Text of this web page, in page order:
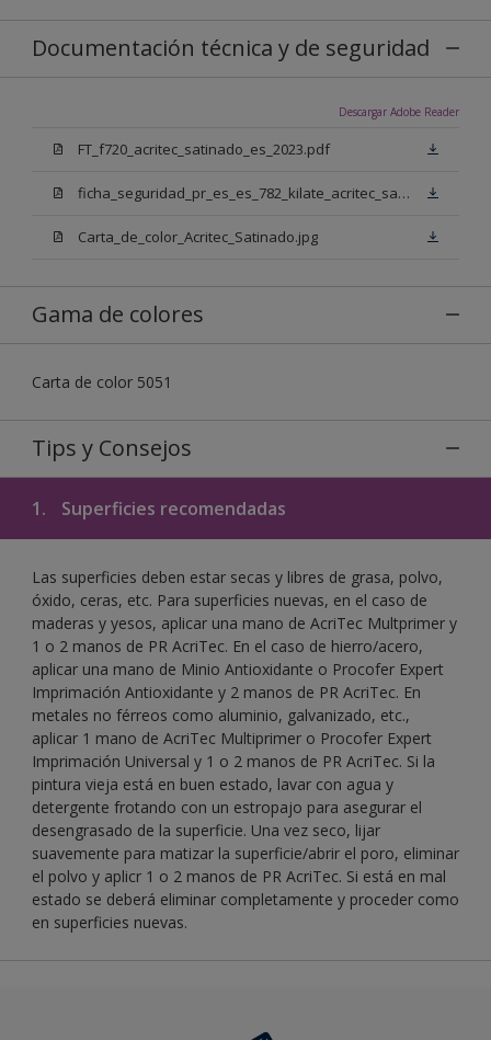
Documentación técnica y de seguridad
Descargar Adobe Reader
FT_f720_acritec_satinado_es_2023.pdf
ficha_seguridad_pr_es_es_782_kilate_acritec_satinado.pdf
Carta_de_color_Acritec_Satinado.jpg
Gama de colores
Carta de color 5051
Tips y Consejos
1. Superficies recomendadas
Las superficies deben estar secas y libres de grasa, polvo,
óxido, ceras, etc. Para superficies nuevas, en el caso de
maderas y yesos, aplicar una mano de AcriTec Multprimer y
1 o 2 manos de PR AcriTec. En el caso de hierro/acero,
aplicar una mano de Minio Antioxidante o Procofer Expert
Imprimación Antioxidante y 2 manos de PR AcriTec. En
metales no férreos como aluminio, galvanizado, etc.,
aplicar 1 mano de AcriTec Multiprimer o Procofer Expert
Imprimación Universal y 1 o 2 manos de PR AcriTec. Si la
pintura vieja está en buen estado, lavar con agua y
detergente frotando con un estropajo para asegurar el
desengrasado de la superficie. Una vez seco, lijar
suavemente para matizar la superficie/abrir el poro, eliminar
el polvo y aplicr 1 o 2 manos de PR AcriTec. Si está en mal
estado se deberá eliminar completamente y proceder como
en superficies nuevas.